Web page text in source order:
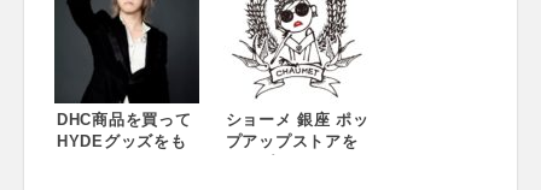
展 6月28日(木)～9
月17日(月・祝) 三
菱一号館美術館に
て開催 238年に及
ぶショーメの伝統
と歴史を紹介する
日本初の美術展を
男性の世界を表現
している「ダンデ
ィ」コレクション
にジュエリーのス
ピリットを表した
三つの新作が加わ
ります。
DHC商品を買って
HYDEグッズをも
ショーメ 銀座 ポッ
プアップストアを